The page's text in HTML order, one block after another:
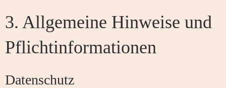
3. Allgemeine Hinweise und
Pflicht­informationen
Datenschutz